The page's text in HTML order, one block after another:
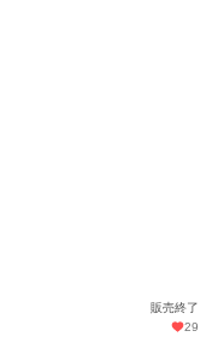
販売終了
29